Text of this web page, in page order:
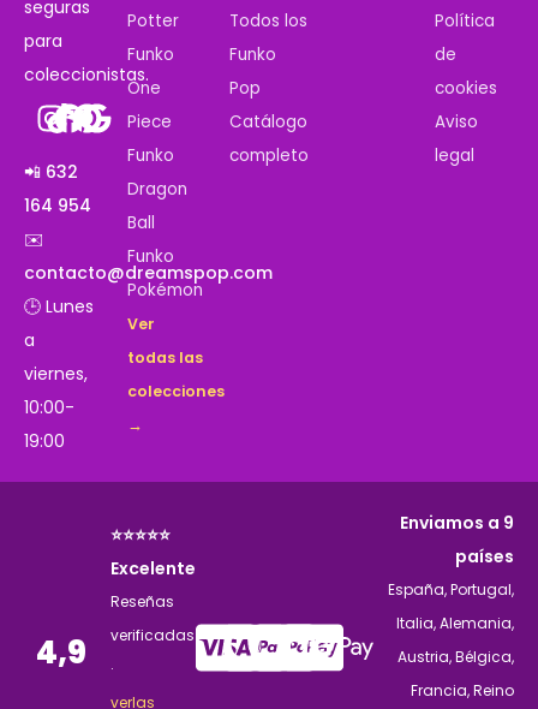
seguras
para
coleccionistas.
📲 632
164 954
✉️
contacto@dreamspop.com
🕒 Lunes
a
viernes,
10:00-
19:00
Potter
Funko
One
Piece
Funko
Dragon
Ball
Funko
Pokémon
Ver
todas las
colecciones
→
Todos los
Funko
Pop
Catálogo
completo
Política
de
cookies
Aviso
legal
4,9
⭐⭐⭐⭐⭐
Excelente
Reseñas
verificadas
·
verlas
Enviamos a 9
países
España, Portugal,
Italia, Alemania,
Austria, Bélgica,
Francia, Reino